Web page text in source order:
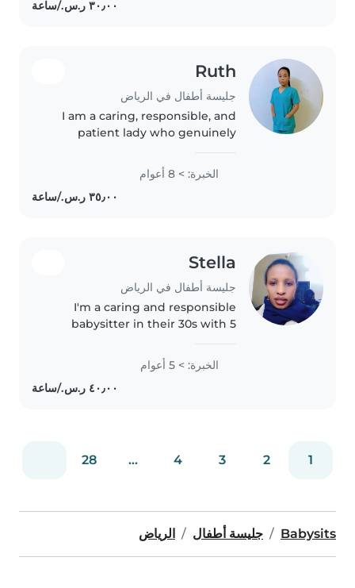
Arabic and English, and I enjoy..
Ruth
جليسة أطفال في الرياض
I am a caring, responsible, and
patient lady who genuinely
children. I have a calm and
friendly personality, and I know
how to make kids feel safe,
الخبرة: > 8 أعوام
Stella
جليسة أطفال في الرياض
I'm a caring and responsible
babysitter in their 30s with 5
with babies, toddlers,
preschoolers, and
gradeschoolers, and I'm
الخبرة: > 5 أعوام
1
2
3
4
...
28
Babysits جليسة أطفال الرياض